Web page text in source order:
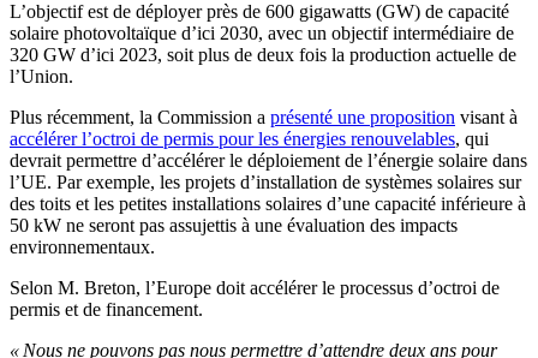
L’objectif est de déployer près de 600 gigawatts (GW) de capacité
solaire photovoltaïque d’ici 2030, avec un objectif intermédiaire de
320 GW d’ici 2023, soit plus de deux fois la production actuelle de
l’Union.
Plus récemment, la Commission a présenté une proposition visant à
accélérer l’octroi de permis pour les énergies renouvelables, qui
devrait permettre d’accélérer le déploiement de l’énergie solaire dans
l’UE. Par exemple, les projets d’installation de systèmes solaires sur
des toits et les petites installations solaires d’une capacité inférieure à
50 kW ne seront pas assujettis à une évaluation des impacts
environnementaux.
Selon M. Breton, l’Europe doit accélérer le processus d’octroi de
permis et de financement.
« Nous ne pouvons pas nous permettre d’attendre deux ans pour